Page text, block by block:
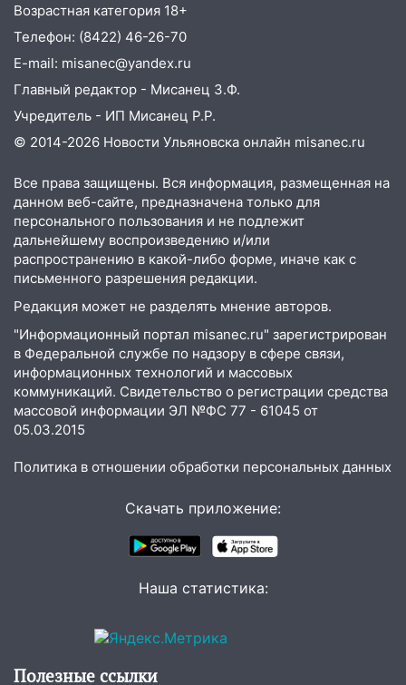
13:47
На Нижней Террасе мощным
ветром вырвало дерево с корнем
13:46 Сильный ветер сорвал крышу с
СТО на проспекте Созидателей
13:35 Непогода продолжает бить по
транспорту: в Ульяновске трамвай
сошёл с рельсов
13:22 Упавшие деревья перекрыли
дороги в Ульяновске: фото
13:17 Непогода в Ульяновске не
закончится сегодня: сильные ливни
сохранятся 9 августа
13:15 Трижды «брал в долг» без спроса:
житель Вешкаймского района похитил у
знакомого 191 тысячу рублей
13:14
Ураган оторвал светофор на
проспекте Филатова в Ульяновске
13:12
Дерево пробило крышу дома на
на электрощит
В Заволжском районе дерево
упало во дворе
Ураган ударил по Ульяновску:
затопленные улицы и остановившиеся
трамваи
Возрастная категория 18+
Телефон: (8422) 46-26-70
E-mail: misanec@yandex.ru
Главный редактор - Мисанец З.Ф.
Учредитель - ИП Мисанец Р.Р.
© 2014-2026 Новости Ульяновска онлайн misanec.ru
Все права защищены. Вся информация, размещенная на
данном веб-сайте, предназначена только для
персонального пользования и не подлежит
дальнейшему воспроизведению и/или
распространению в какой-либо форме, иначе как с
письменного разрешения редакции.
Редакция может не разделять мнение авторов.
"Информационный портал misanec.ru" зарегистрирован
в Федеральной службе по надзору в сфере связи,
информационных технологий и массовых
коммуникаций. Свидетельство о регистрации средства
массовой информации ЭЛ №ФС 77 - 61045 от
05.03.2015
Политика в отношении обработки персональных данных
Скачать приложение:
Наша статистика:
Полезные ссылки